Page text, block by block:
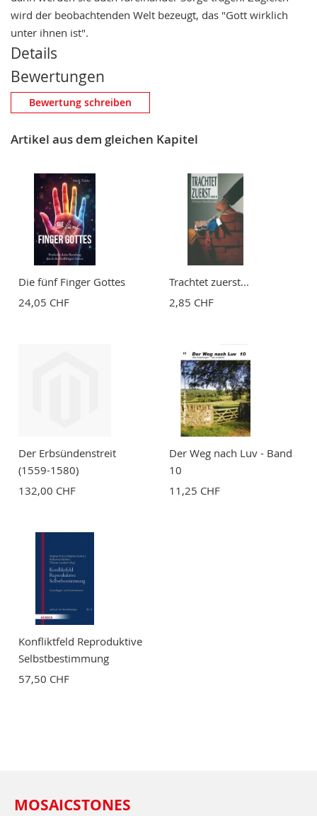
wird der beobachtenden Welt bezeugt, das "Gott wirklich
unter ihnen ist".
Details
Bewertungen
Eigene Bewertung schreiben
Nickname
Zusammenfassung
Bewertung
Bewertung schreiben
Artikel aus dem gleichen Kapitel
Die fünf Finger Gottes
24,05 CHF
Trachtet zuerst...
2,85 CHF
Der Erbsündenstreit
(1559-1580)
132,00 CHF
Der Weg nach Luv - Band
10
11,25 CHF
Konfliktfeld Reproduktive
Selbstbestimmung
57,50 CHF
MOSAICSTONES